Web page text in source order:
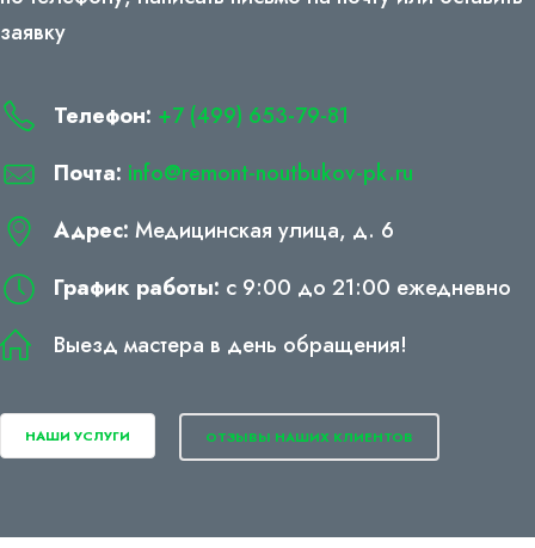
заявку
Телефон: +7 (499) 653-79-81
Почта: info@remont-noutbukov-pk.ru
Адрес: Медицинская улица, д. 6
График работы: с 9:00 до 21:00 ежедневно
Выезд мастера в день обращения!
НАШИ УСЛУГИ ОТЗЫВЫ НАШИХ КЛИЕНТОВ